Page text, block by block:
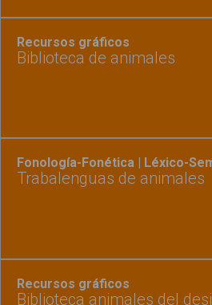
Recursos gráficos
Biblioteca de animales
Fonología-Fonética | Léxico-
Trabalenguas de animales
Recursos gráficos
Biblioteca animales del